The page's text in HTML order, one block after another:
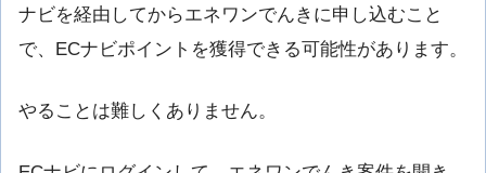
ナビを経由してからエネワンでんきに申し込むこと
で、ECナビポイントを獲得できる可能性があります。
やることは難しくありません。